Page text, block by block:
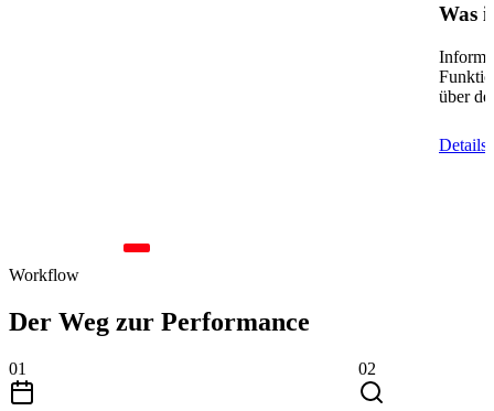
Was
über
Details
Workflow
Der Weg zur Performance
01 02